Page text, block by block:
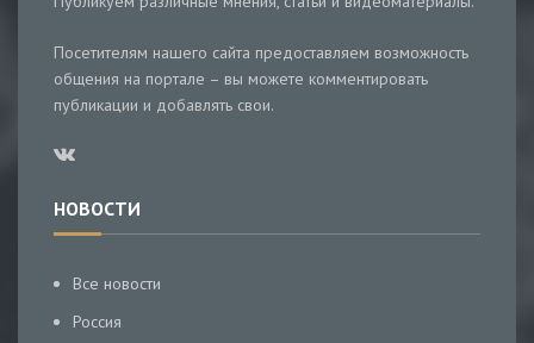
Посетителям нашего сайта предоставляем возможность
общения на портале – вы можете комментировать
публикации и добавлять свои.
НОВОСТИ
Все новости
Россия